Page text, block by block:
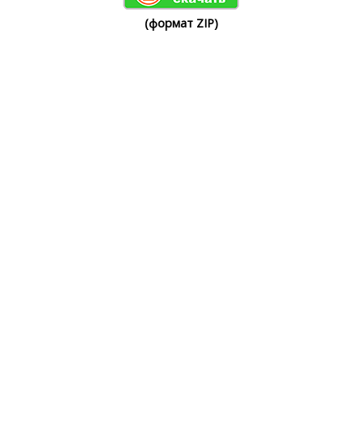
(формат ZIP)